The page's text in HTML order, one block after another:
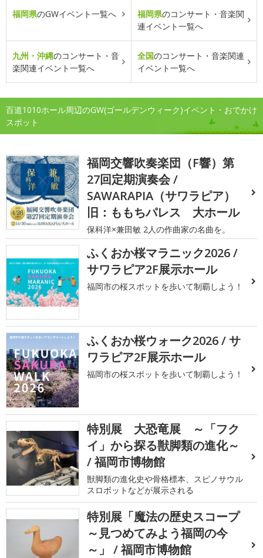
福岡県のGWイベント一覧へ 福岡県のコンサート・音楽関
連イベント一覧へ
九州・沖縄のコンサート・音
楽関連イベント一覧へ
全国のコンサート・音楽関連
イベント一覧へ
百道1010ホール周辺のGW(ゴールデンウィーク)イベント・おでかけ
スポット
福岡交響吹奏楽団（F響）第
27回定期演奏会 /
SAWARAPIA（サワラピア）
旧：ももちパレス 大ホール
保科洋×兼田敏 2人の作曲家の名曲を。
ふくおか桜マラニック2026 /
サワラピア2F展示ホール
福岡市の桜スポットを歩いて制覇しよう！
ふくおか桜ウォーク2026 / サ
ワラピア2F展示ホール
福岡市の桜スポットを歩いて制覇しよう！
特別展 大恐竜展 ～「フク
イ」から探る獣脚類の進化～
/ 福岡市博物館
獣脚類の進化史や骨格標本、スピノサウル
スロボットなどが展示される
特別展「魔法の歴史スコープ
～見つめてみよう福岡の今
～」 / 福岡市博物館